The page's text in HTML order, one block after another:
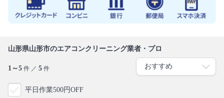
山形県山形市のエアコンクリーニング業者・プロ
1～5 件 ／ 5 件
平日作業500円OFF